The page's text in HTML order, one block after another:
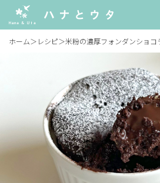
ホーム＞ レシピ＞米粉の濃厚フォンダンショコ